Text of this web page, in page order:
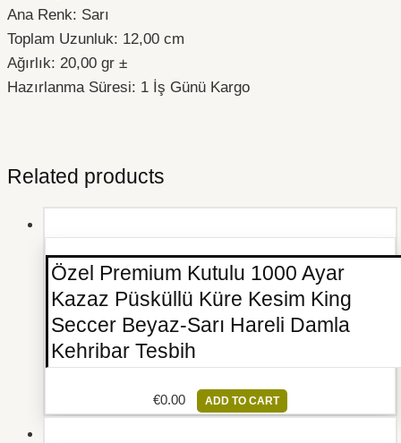
Ana Renk: Sarı
Toplam Uzunluk: 12,00 cm
Ağırlık: 20,00 gr ±
Hazırlanma Süresi: 1 İş Günü Kargo
Related products
Özel Premium Kutulu 1000 Ayar
Kazaz Püsküllü Küre Kesim King
Seccer Beyaz-Sarı Hareli Damla
Kehribar Tesbih
€0.00 ADD TO CART